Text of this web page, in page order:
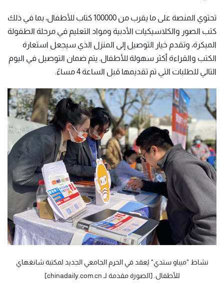
تحتوي المنصة على ما يقرب من 100000 كتاب للأطفال، بما في ذلك
كتب الصور والكلاسيكيات الأدبية ومواد التعليم في مرحلة الطفولة
المبكرة، وتقدم خيار التوصيل إلى المنزل الذي سيجعل استعارة
الكتب والقراءة أكثر سهولة للأطفال. يتم ضمان التوصيل في اليوم
التالي للطلبات التي تم تقديمها قبل الساعة 4 مساءً.
نشاط "ميباو ستدي" يُعقد في الحرم الجامعي الجديد لمكتبة شانغهاي
للأطفال. [الصورة مقدمة لـ chinadaily.com.cn]